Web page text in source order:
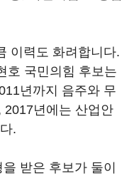
이력도 화려합니다.
호 국민의힘 후보는
년까지 음주와 무
2017년에는 산업안
.
받은 후보가 둘이